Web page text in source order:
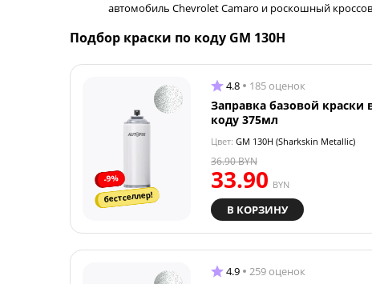
автомобиль Chevrolet Camaro и роскошный
Подбор краски по коду GM 130H
-9%
бестселлер!
4.8 185 оценок
Заправка базовой краски
коду 375мл
Цвет: GM 130H (Sharkskin Metallic)
33.90 BYN
36.90BYN
В КОРЗИНУ
4.9 259 оценок